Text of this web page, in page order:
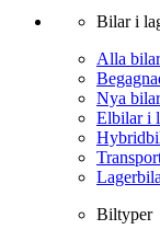
Bilar i
Alla
Nya
Elbilar i
Biltyper